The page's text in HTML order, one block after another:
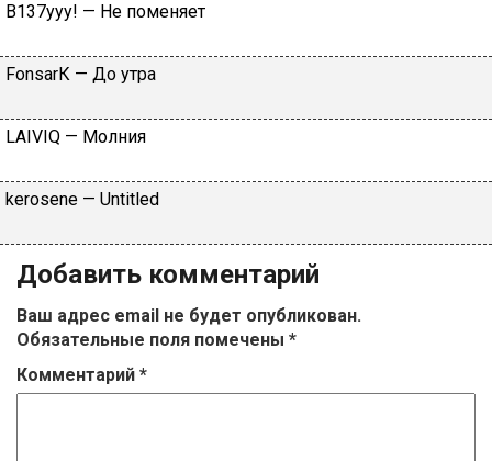
B137yyy! — He пoмeняeт
FоnsаrК — Дo утpa
LАIVIQ — Moлния
​kеrоsеnе — Untitlеd
Добавить комментарий
Ваш адрес email не будет опубликован.
Обязательные поля помечены *
Комментарий *